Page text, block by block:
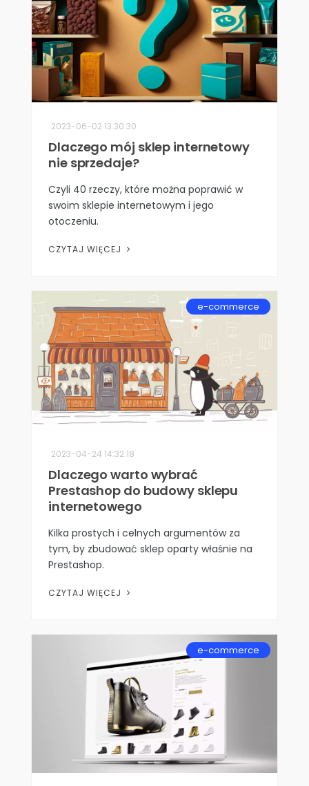
2023-06-02 13:30:30
Dlaczego mój sklep internetowy
nie sprzedaje?
Czyli 40 rzeczy, które można poprawić w
swoim sklepie internetowym i jego
otoczeniu.
CZYTAJ WIĘCEJ
e-commerce
2023-04-24 14:32:18
Dlaczego warto wybrać
Prestashop do budowy sklepu
internetowego
Kilka prostych i celnych argumentów za
tym, by zbudować sklep oparty właśnie na
Prestashop.
CZYTAJ WIĘCEJ
e-commerce